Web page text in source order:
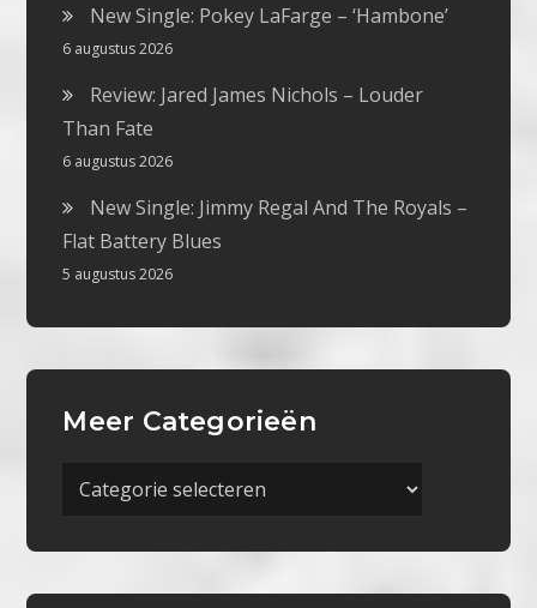
New Single: Pokey LaFarge – ‘Hambone’
6 augustus 2026
Review: Jared James Nichols – Louder
Than Fate
6 augustus 2026
New Single: Jimmy Regal And The Royals –
Flat Battery Blues
5 augustus 2026
Meer Categorieën
Meer